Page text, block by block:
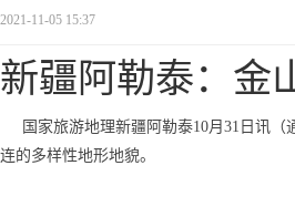
2021-11-05 15:37
新疆阿勒泰：金
国家旅游地理新疆阿勒泰10月31日讯
连的多样性地形地貌。